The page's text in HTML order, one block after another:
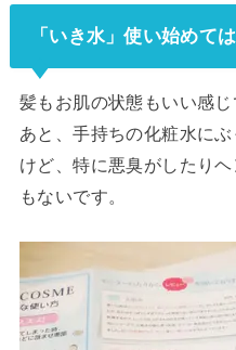
「いき水」使い始めて
髪もお肌の状態もいい感じ
あと、手持ちの化粧水に
けど、特に悪臭がしたり
もないです。